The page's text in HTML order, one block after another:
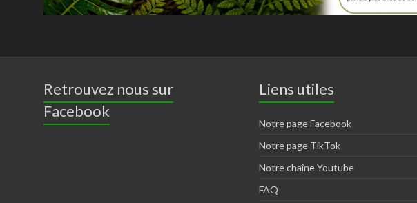
Retrouvez nous sur
Facebook
Liens utiles
Notre page Facebook
Notre page TikTok
Notre chaîne Youtube
FAQ